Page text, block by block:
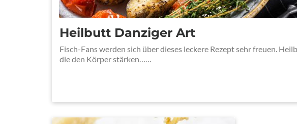
Heilbutt Danziger Art
Fisch-Fans werden sich über dieses leckere Rezept sehr freuen.
die den Körper stärken……